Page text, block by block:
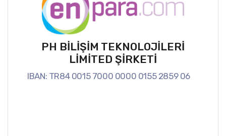
PH BİLİŞİM TEKNOLOJİLERİ
LİMİTED ŞİRKETİ
IBAN: TR84 0015 7000 0000 0155 2859 06